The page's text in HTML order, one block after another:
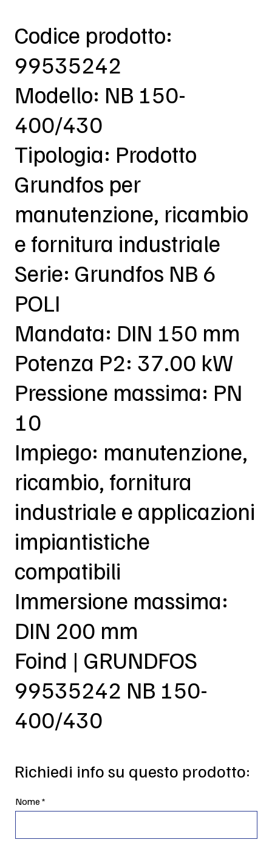
Codice prodotto:
99535242
Modello: NB 150-
400/430
Tipologia: Prodotto
Grundfos per
manutenzione, ricambio
e fornitura industriale
Serie: Grundfos NB 6
POLI
Mandata: DIN 150 mm
Potenza P2: 37.00 kW
Pressione massima: PN
10
Impiego: manutenzione,
ricambio, fornitura
industriale e applicazioni
impiantistiche
compatibili
Immersione massima:
DIN 200 mm
Foind | GRUNDFOS
99535242 NB 150-
400/430
Richiedi info su questo prodotto:
Nome